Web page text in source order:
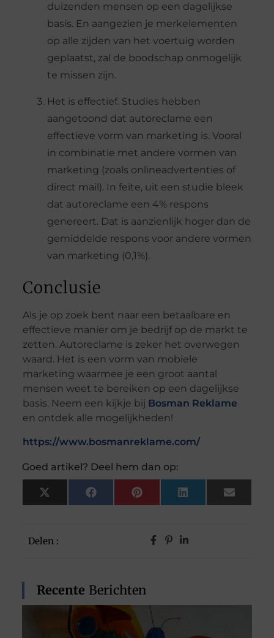
Delen :
Recente Berichten
duizenden mensen op een dagelijkse
basis. En aangezien je merkelementen
op alle zijden van het voertuig worden
geplaatst, zal de boodschap onmogelijk
te missen zijn.
Het is effectief. Studies hebben
aangetoond dat autoreclame een
effectieve vorm van marketing is. Vooral
in combinatie met andere vormen van
marketing (zoals onlineadvertenties of
direct mail). In feite, uit een studie bleek
dat autoreclame een 4% respons
genereert. Dat is aanzienlijk hoger dan de
gemiddelde respons voor andere vormen
van marketing (0,1%).
Conclusie
Als je op zoek bent naar een betaalbare en
effectieve manier om je bedrijf op de markt te
zetten. Autoreclame is zeker het overwegen
waard. Het is een vorm van mobiele
marketing waarmee je een groot aantal
mensen weet te bereiken op een dagelijkse
basis. Neem een kijkje bij Bosman Reklame
en ontdek alle mogelijkheden!
https://www.bosmanreklame.com/
Goed artikel? Deel hem dan op:
X
(Twitter)
FacebookPinterestLinkedInEmail